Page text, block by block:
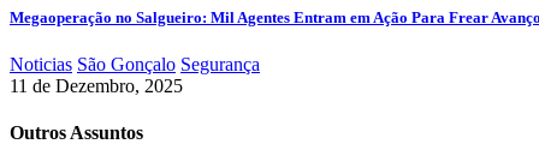
Megaoperação no Salgueiro: Mil Agentes Entram em Ação Para Frear
Noticias São Gonçalo Segurança
11 de Dezembro, 2025
Outros Assuntos